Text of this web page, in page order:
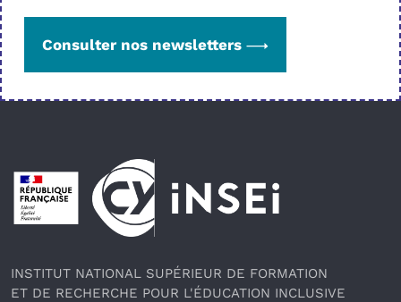
Consulter nos newsletters
Pied de page
INSTITUT NATIONAL SUPÉRIEUR DE FORMATION
ET DE RECHERCHE POUR L'ÉDUCATION INCLUSIVE